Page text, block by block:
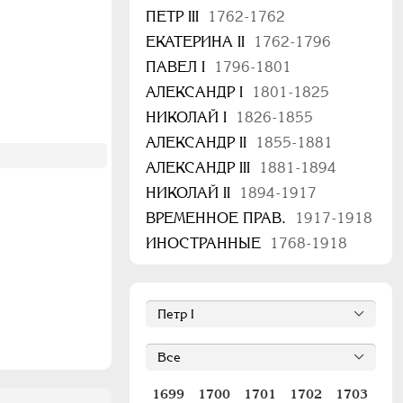
ПЕТР III
1762-1762
ЕКАТЕРИНА II
1762-1796
ПАВЕЛ I
1796-1801
АЛЕКСАНДР I
1801-1825
НИКОЛАЙ I
1826-1855
АЛЕКСАНДР II
1855-1881
АЛЕКСАНДР III
1881-1894
НИКОЛАЙ II
1894-1917
ВРЕМЕННОЕ ПРАВ.
1917-1918
ИНОСТРАННЫЕ
1768-1918
1699 1700 1701 1702 1703